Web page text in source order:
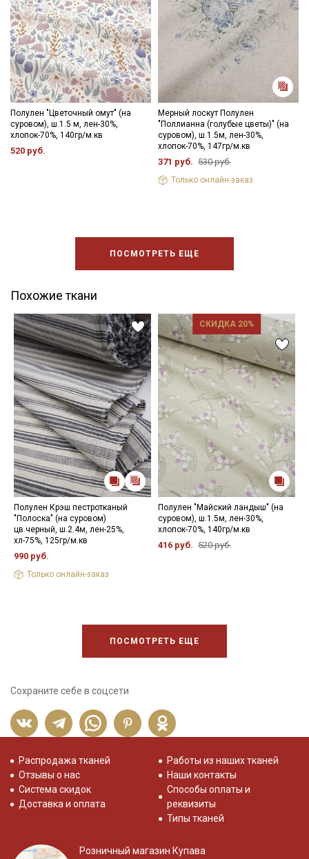
Полулен "Цветочный омут" (на
суровом), ш.1.5 м, лен-30%,
хлопок-70%, 140гр/м.кв
520 руб.
Мерный лоскут Полулен
"Поллианна (голубые цветы)" (на
суровом), ш.1.5м, лен-30%,
хлопок-70%, 147гр/м.кв
371 руб. 530 руб.
Только онлайн-заказ
ПОСМОТРЕТЬ ЕЩЕ
Похожие ткани
Полулен Крэш пестротканый
"Полоска" (на суровом)
цв.черный, ш.2.4м, лен-25%,
хл-75%, 125гр/м.кв
990 руб.
Только онлайн-заказ
СКИДКА 20%
Полулен "Майский ландыш" (на
суровом), ш.1.5м, лен-30%,
хлопок-70%, 140гр/м.кв
416 руб. 520 руб.
ПОСМОТРЕТЬ ЕЩЕ
Сохраните себе в соцсети
Распродажа тканей
Отзывы о нас
Система скидок
Доставка и оплата
Работы из наших тканей
Наши контакты
Способы оплаты и
реквизиты
Типы тканей
Розничный магазин Купава